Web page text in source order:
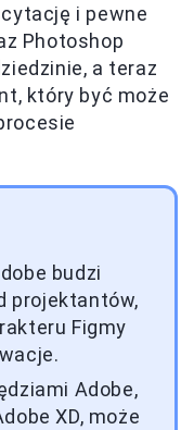
i pewne
Photoshop
a teraz
który być może
budzi
projektantów,
Figmy
Adobe,
XD, może